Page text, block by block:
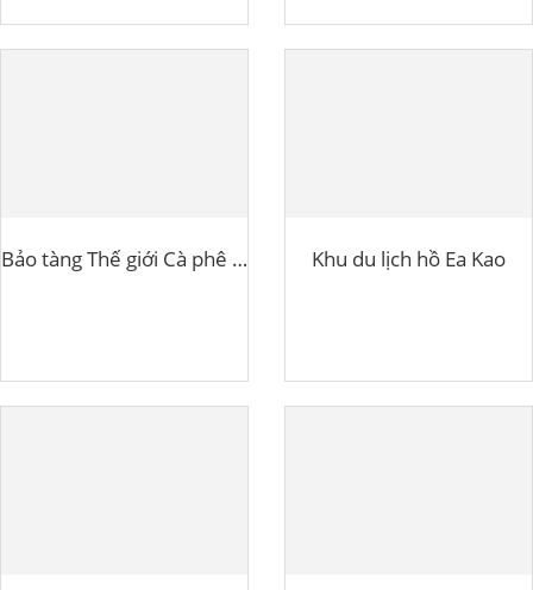
Bảo tàng Thế giới Cà phê Buôn Ma Thuột Khu du lịch hồ Ea Kao